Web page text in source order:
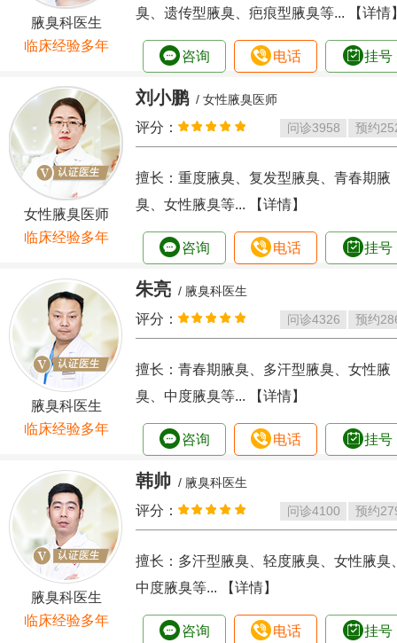
腋臭科医生
临床经验多年
臭、遗传型腋臭、疤痕型腋臭等... 【详情
咨询 电话 挂号
女性腋臭医师
临床经验多年
刘小鹏 / 女性腋臭医师
评分： 问诊3958 预约
擅长：重度腋臭、复发型腋臭、青春期腋
臭、女性腋臭等...
【详情】
咨询 电话 挂号
腋臭科医生
临床经验多年
朱亮 / 腋臭科医生
评分： 问诊4326 预约
擅长：青春期腋臭、多汗型腋臭、女性腋
臭、中度腋臭等...
【详情】
咨询 电话 挂号
腋臭科医生
临床经验多年
韩帅 / 腋臭科医生
评分： 问诊4100 预约
擅长：多汗型腋臭、轻度腋臭、女性腋臭
中度腋臭等...
【详情】
咨询 电话 挂号